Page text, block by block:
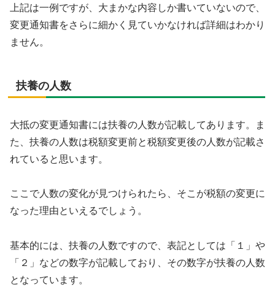
上記は一例ですが、大まかな内容しか書いていないので、
変更通知書をさらに細かく見ていかなければ詳細はわかり
ません。
扶養の人数
大抵の変更通知書には扶養の人数が記載してあります。ま
た、扶養の人数は税額変更前と税額変更後の人数が記載さ
れていると思います。
ここで人数の変化が見つけられたら、そこが税額の変更に
なった理由といえるでしょう。
基本的には、扶養の人数ですので、表記としては「１」や
「２」などの数字が記載しており、その数字が扶養の人数
となっています。